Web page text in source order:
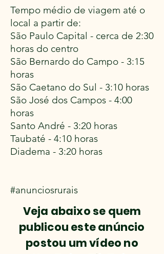
Tempo médio de viagem até o
local a partir de:
São Paulo Capital - cerca de 2:30
horas do centro
São Bernardo do Campo - 3:15
horas
São Caetano do Sul - 3:10 horas
São José dos Campos - 4:00
horas
Santo André - 3:20 horas
Taubaté - 4:10 horas
Diadema - 3:20 horas
#anunciosrurais
Veja abaixo se quem
publicou este anúncio
postou um vídeo no